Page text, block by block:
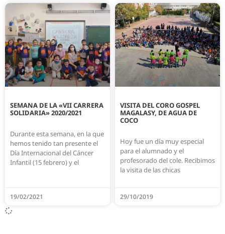
SEMANA DE LA «VII CARRERA
SOLIDARIA» 2020/2021
Durante esta semana, en la que
hemos tenido tan presente el
Día Internacional del Cáncer
Infantil (15 febrero) y el
19/02/2021
VISITA DEL CORO GOSPEL
MAGALASY, DE AGUA DE
COCO
Hoy fue un día muy especial
para el alumnado y el
profesorado del cole. Recibimos
la visita de las chicas
29/10/2019